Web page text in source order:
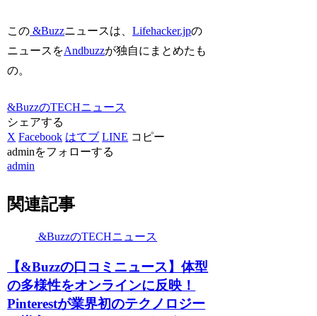
この &Buzzニュースは、Lifehacker.jpの
ニュースをAndbuzzが独自にまとめたも
の。
&BuzzのTECHニュース
シェアする
X Facebook はてブ LINE コピー
adminをフォローする
admin
関連記事
&BuzzのTECHニュース
【&Buzzの口コミニュース】体型
の多様性をオンラインに反映！
Pinterestが業界初のテクノロジー